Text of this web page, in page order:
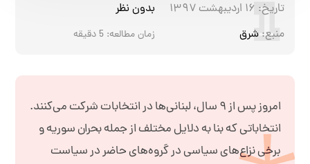
تاریخ: ۱۶ اردیبهشت ۱۳۹۷
بدون نظر
منبع: شرق زمان مطالعه: 5 دقیقه
امروز پس از ۹ سال، لبنانی‌ها در انتخابات شرکت می‌کنند.
انتخاباتی که بنا به دلایل مختلف از جمله بحران سوریه و
برخی نزاع‌های سیاسی در گروه‌های حاضر در سیاست